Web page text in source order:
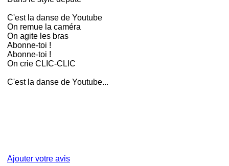
C'est la danse de Youtube
On remue la caméra
On agite les bras
Abonne-toi !
Abonne-toi !
On crie CLIC-CLIC
C'est la danse de Youtube...
Ajouter votre avis